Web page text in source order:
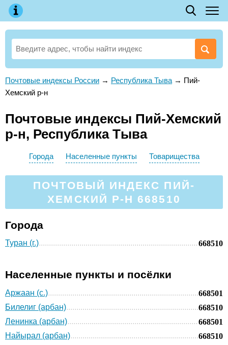
Почтовые индексы России → Республика Тыва → Пий-
Хемский р-н
Почтовые индексы Пий-Хемский
р-н, Республика Тыва
Города Населенные пункты Товарищества
ПОЧТОВЫЙ ИНДЕКС ПИЙ-
ХЕМСКИЙ Р-Н 668510
Города
Туран (г.) 668510
Населенные пункты и посёлки
Аржаан (с.)
668501
Билелиг (арбан)
668510
Ленинка (арбан)
668501
Найырал (арбан)
668510